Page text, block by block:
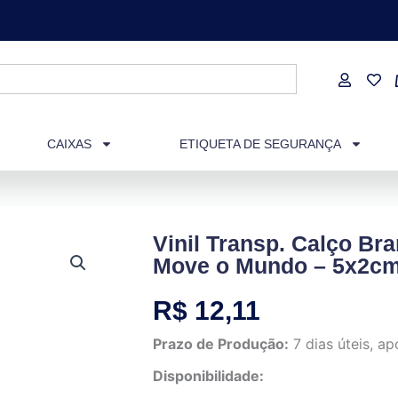
CAIXAS ETIQUETA DE SEGURANÇA
Vinil Transp. Calço
Move o Mundo –
R$ 12,11
Prazo de Produção: 7 dias úteis,
Disponibilidade: